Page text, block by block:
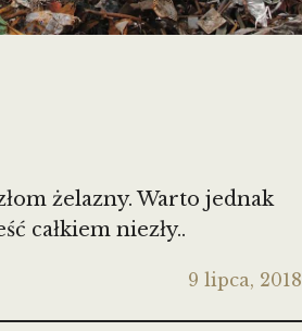
żelazny. Warto jednak
całkiem niezły..
9 lipca, 2018